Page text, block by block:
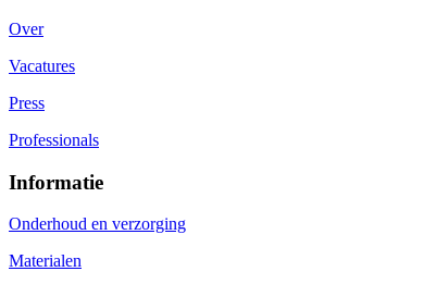
Over
Vacatures
Press
Professionals
Informatie
Onderhoud en verzorging
Materialen